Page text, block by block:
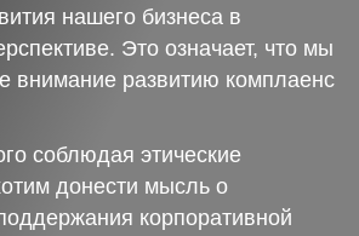
нашего бизнеса в
Это означает, что мы
внимание развитию комплаенс
соблюдая этические
донести мысль о
корпоративной